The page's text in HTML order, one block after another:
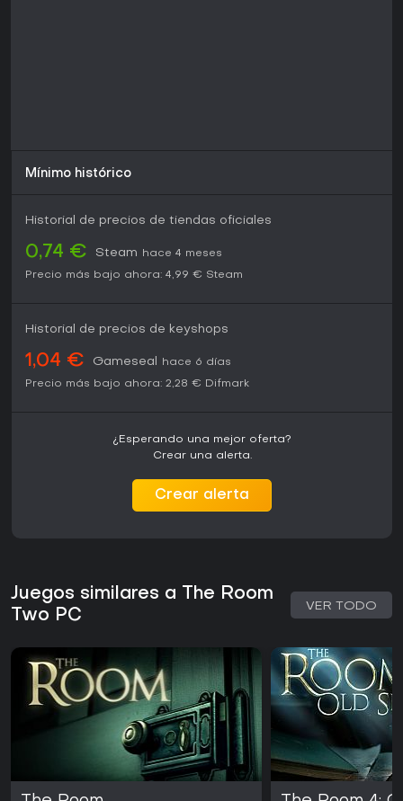
Mínimo histórico
Historial de precios de tiendas oficiales
0,74 € Steam
hace 4 meses
Precio más bajo ahora: 4,99 € Steam
Historial de precios de keyshops
1,04 € Gameseal
hace 6 días
Precio más bajo ahora: 2,28 € Difmark
¿Esperando una mejor oferta?
Crear una alerta.
Crear alerta
Juegos similares a The Room
Two PC
VER TODO